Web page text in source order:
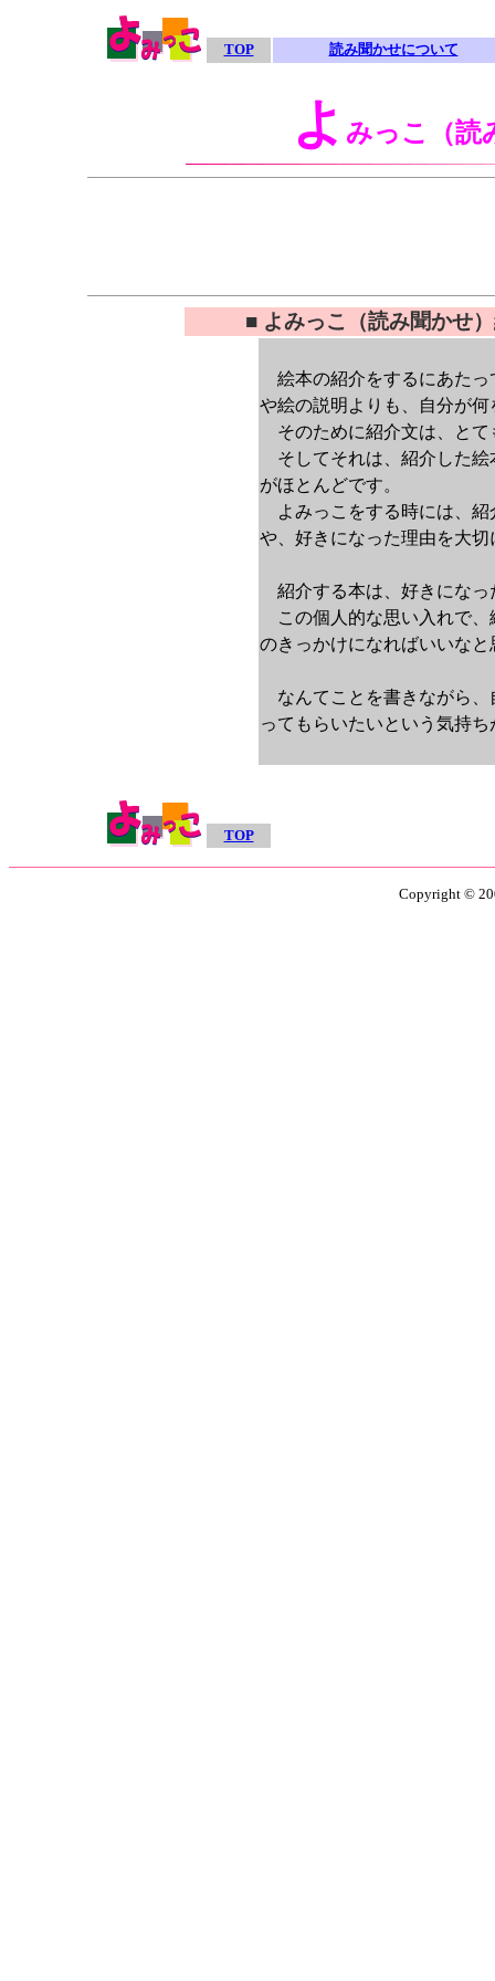
TOP 読み聞かせについて
よ みっこ（読
■ よみっこ（読み聞かせ
絵本の紹介をするにあたっ
や絵の説明よりも、自分が
そのために紹介文は、とて
そしてそれは、紹介した絵
がほとんどです。
よみっこをする時には、紹
や、好きになった理由を大
紹介する本は、好きになっ
この個人的な思い入れで、
のきっかけになればいいな
なんてことを書きながら、
ってもらいたいという気持
TOP
Copyright ©